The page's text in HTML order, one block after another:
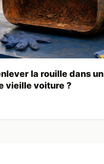
la rouille dans un
vieille voiture ?